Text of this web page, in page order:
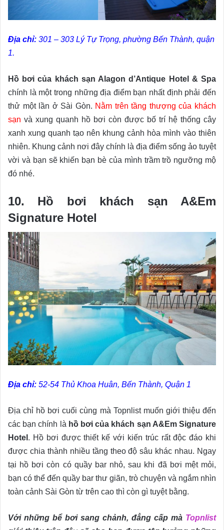
Địa chỉ: 301 – 303 Lý Tự Trọng, phường Bến Thành, quận
1.
Hồ bơi của khách sạn Alagon d’Antique Hotel & Spa
chính là một trong những địa điểm bạn nhất định phải đến
thử một lần ở Sài Gòn. Nằm trên tầng thượng của khách
sạn và xung quanh hồ bơi còn được bố trí hệ thống cây
xanh xung quanh tạo nên khung cảnh hòa mình vào thiên
nhiên. Khung cảnh nơi đây chính là địa điểm sống ảo tuyệt
vời và bạn sẽ khiến bạn bè của mình trầm trồ ngưỡng mộ
đó nhé.
10. Hồ bơi khách sạn A&Em
Signature Hotel
Địa chỉ: 52-54 Thủ Khoa Huân, Bến Thành, Quận 1
Địa chỉ hồ bơi cuối cùng mà Topnlist muốn giới thiệu đến
các bạn chính là hồ bơi của khách sạn A&Em Signature
Hotel . Hồ bơi được thiết kế với kiến trúc rất độc đáo khi
được chia thành nhiều tầng theo độ sâu khác nhau. Ngay
tại hồ bơi còn có quầy bar nhỏ, sau khi đã bơi mệt mỏi,
bạn có thể đến quầy bar thư giãn, trò chuyện và ngắm nhìn
toàn cảnh Sài Gòn từ trên cao thì còn gì tuyệt bằng.
Với những bể bơi sang chảnh, đẳng cấp mà Topnlist